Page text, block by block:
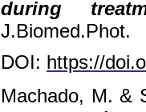
during
DOI: https://
Machado, M. &